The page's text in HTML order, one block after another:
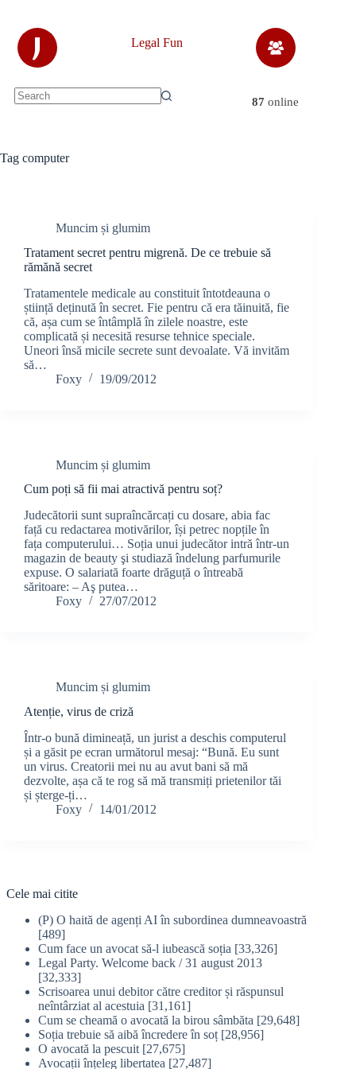
content
J Legal Fun
87 online
Tag computer
Muncim și glumim
Tratament secret pentru migrenă. De ce trebuie să
rămănă secret
Tratamentele medicale au constituit întotdeauna o
știință deținută în secret. Fie pentru că era tăinuită, fie
că, așa cum se întâmplă în zilele noastre, este
complicată și necesită resurse tehnice speciale.
Uneori însă micile secrete sunt devoalate. Vă invităm
să…
Foxy
19/09/2012
Muncim și glumim
Cum poți să fii mai atractivă pentru soț?
Judecătorii sunt supraîncărcați cu dosare, abia fac
față cu redactarea motivărilor, își petrec nopțile în
fața computerului… Soția unui judecător intră într-un
magazin de beauty şi studiază îndelung parfumurile
expuse. O salariată foarte drăguță o întreabă
săritoare: – Aş putea…
Foxy
27/07/2012
Muncim și glumim
Atenție, virus de criză
Într-o bună dimineață, un jurist a deschis computerul
și a găsit pe ecran următorul mesaj: “Bună. Eu sunt
un virus. Creatorii mei nu au avut bani să mă
dezvolte, așa că te rog să mă transmiți prietenilor tăi
și șterge-ți…
Foxy
14/01/2012
Cele mai citite
(P) O haită de agenți AI în subordinea dumneavoastră
[489]
Cum face un avocat să-l iubească soția [33,326]
Legal Party. Welcome back / 31 august 2013
[32,333]
Scrisoarea unui debitor către creditor și răspunsul
neîntârziat al acestuia [31,161]
Cum se cheamă o avocată la birou sâmbăta [29,648]
Soția trebuie să aibă încredere în soț [28,956]
O avocată la pescuit [27,675]
Avocații înțeleg libertatea [27,487]